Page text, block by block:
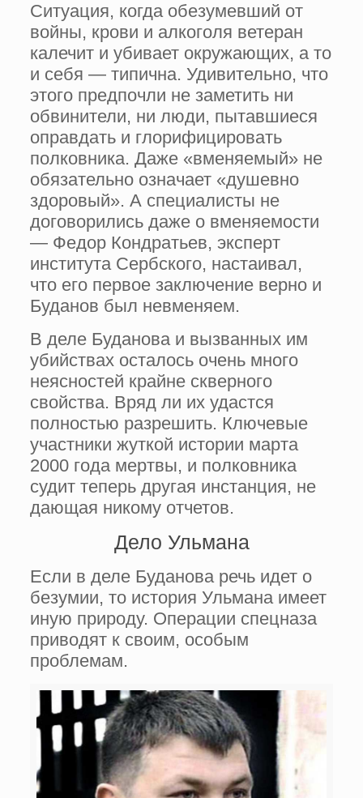
Ситуация, когда обезумевший от
войны, крови и алкоголя ветеран
калечит и убивает окружающих, а то
и себя — типична. Удивительно, что
этого предпочли не заметить ни
обвинители, ни люди, пытавшиеся
оправдать и глорифицировать
полковника. Даже «вменяемый» не
обязательно означает «душевно
здоровый». А специалисты не
договорились даже о вменяемости
— Федор Кондратьев, эксперт
института Сербского, настаивал,
что его первое заключение верно и
Буданов был невменяем.
В деле Буданова и вызванных им
убийствах осталось очень много
неясностей крайне скверного
свойства. Вряд ли их удастся
полностью разрешить. Ключевые
участники жуткой истории марта
2000 года мертвы, и полковника
судит теперь другая инстанция, не
дающая никому отчетов.
Дело Ульмана
Если в деле Буданова речь идет о
безумии, то история Ульмана имеет
иную природу. Операции спецназа
приводят к своим, особым
проблемам.